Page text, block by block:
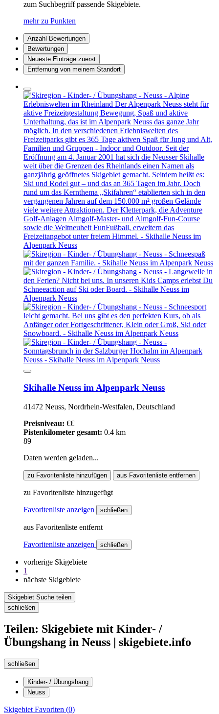
zum Suchbegriff passende Skigebiete.
mehr zu Punkten
Anzahl Bewertungen
Bewertungen
Neueste Einträge zuerst
Entfernung von meinem Standort
Skihalle Neuss im Alpenpark Neuss
41472 Neuss, Nordrhein-Westfalen, Deutschland
Preisniveau: €€
Pistenkilometer gesamt: 0.4 km
89
Daten werden geladen...
zu Favoritenliste hinzufügen aus Favoritenliste entfernen
zu Favoritenliste hinzugefügt
Favoritenliste anzeigen schließen
aus Favoritenliste entfernt
Favoritenliste anzeigen schließen
vorherige Skigebiete
1
nächste Skigebiete
Skigebiet Suche teilen
schließen
Teilen: Skigebiete mit Kinder- /
Übungshang in Neuss | skigebiete.info
schließen
Kinder- / Übungshang
Neuss
Skigebiet Favoriten (0)